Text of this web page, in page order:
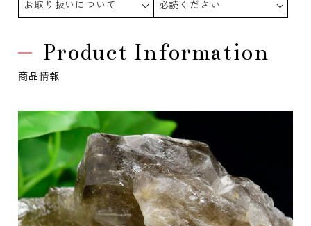
お取り扱いについて
必読ください
Product Information
商品情報